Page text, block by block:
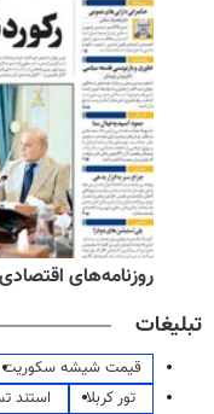
روزنامه‌های اقتصادی
تبلیغات
قیمت شیشه سکوریت
تور کربلا
استند